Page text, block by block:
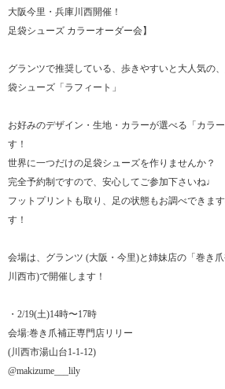
大阪今里・兵庫川西開催！
足袋シューズ カラーオーダー会】
グランツで推奨している、歩きやすいと大人気の
袋シューズ「ラフィート」
お好みのデザイン・生地・カラーが選べる「カラ
す！
世界に一つだけの足袋シューズを作りませんか？
完全予約制ですので、安心してご参加下さいね♩
フットプリントも取り、足の状態もお調べできま
す！
会場は、グランツ (大阪・今里)と姉妹店の「巻き
川西市)で開催します！
・2/19(土)14時〜17時
会場:巻き爪補正専門店リリー
(川西市湯山台1-1-12)
@makizume___lily